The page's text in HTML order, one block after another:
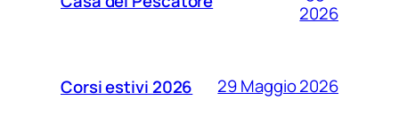
2026
Corsi estivi 2026 29 Maggio 2026